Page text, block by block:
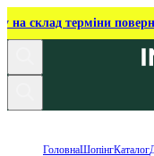
на склад терміни
ГоловнаШопінгКаталог